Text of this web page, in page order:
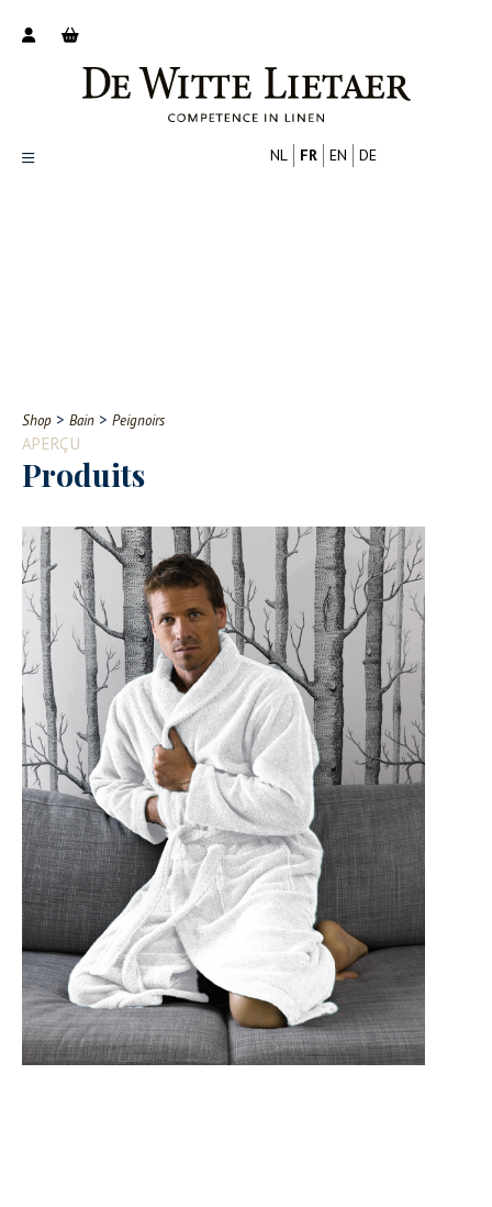
Contact
NL FR EN DE
Shop > Bain > Peignoirs
APERÇU
Produits